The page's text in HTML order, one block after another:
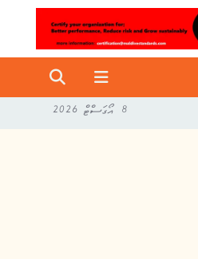
8 އޯގަސްޓް 2026